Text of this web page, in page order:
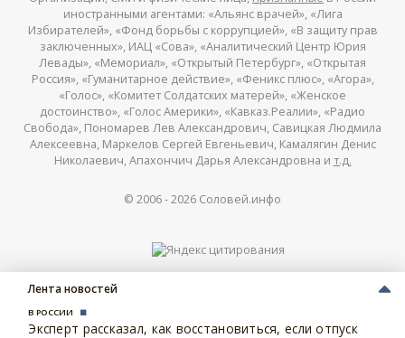
Лента новостей
В РОССИИ
Эксперт рассказал, как восстановиться, если отпуск
иностранными агентами: «Альянс врачей», «Лига
Избирателей», «Фонд борьбы с коррупцией», «В защиту прав
заключенных», ИАЦ «Сова», «Аналитический Центр Юрия
Левады», «Мемориал», «Открытый Петербург», «Открытая
Россия», «Гуманитарное действие», «Феникс плюс», «Агора»,
«Голос», «Комитет Солдатских матерей», «Женское
достоинство», «Голос Америки», «Кавказ.Реалии», «Радио
Свобода», Пономарев Лев Александрович, Савицкая Людмила
Алексеевна, Маркелов Сергей Евгеньевич, Камалягин Денис
Николаевич, Апахончич Дарья Александровна и т.д.
© 2006 -2026 Соловей.инфо